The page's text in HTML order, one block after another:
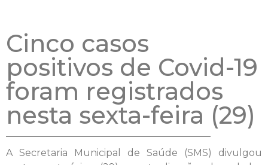
Cinco casos
positivos de Covid-19
foram registrados
nesta sexta-feira (29)
A Secretaria Municipal de Saúde (SMS) divulgou